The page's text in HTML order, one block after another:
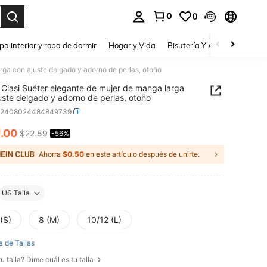
0 0
interior y ropa de dormir Hogar y Vida Bisutería Y Accesorios
con ajuste delgado y adorno de perlas, otoño
Clasi Suéter elegante de mujer de manga larga
delgado y adorno de perlas, otoño
AND AVAILABILITY
.00 $22.59 -56%
Ahorra $0.50 en este artículo después de unirte.
US Talla
8 (M) 10/12 (L)
de Tallas
talla? Dime cuál es tu talla